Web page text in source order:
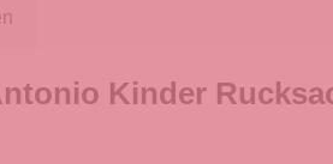
Kinder